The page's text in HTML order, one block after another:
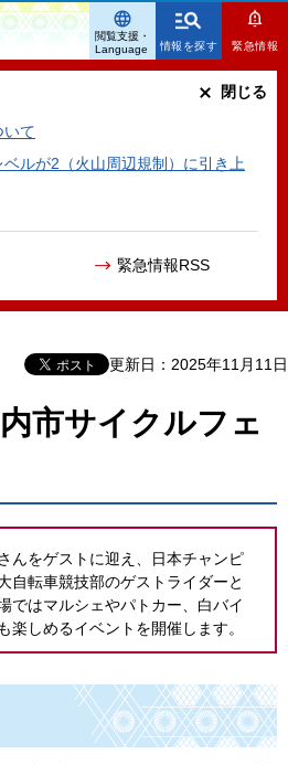
情報を探す 緊急情報
いて
ルが2（火山周辺規制）に引き上
緊急情報RSS
閉じる
閲覧支援・
Language
更新日：2025年11月11日
市サイクルフェ
んをゲストに迎え、日本チャンピ
自転車競技部のゲストライダーと
ではマルシェやパトカー、白バイ
楽しめるイベントを開催します。